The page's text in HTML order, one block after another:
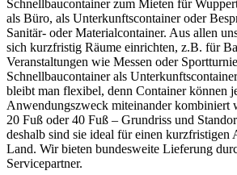
Schnellbaucontainer zum Mieten für
als Büro, als Unterkunftscontainer oder
Sanitär- oder Materialcontainer. Aus allen
sich kurzfristig Räume einrichten, z.B. für
Veranstaltungen wie Messen oder
Schnellbaucontainer als
bleibt man flexibel, denn Container können
Anwendungszweck miteinander kombiniert
20 Fuß oder 40 Fuß – Grundriss und
deshalb sind sie ideal für einen kurzfristigen
Land. Wir bieten bundesweite Lieferung
Servicepartner.